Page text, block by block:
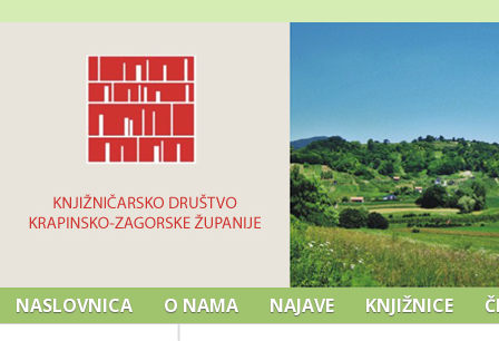
NASLOVNICA O NAMA NAJAVE KNJIŽNICE